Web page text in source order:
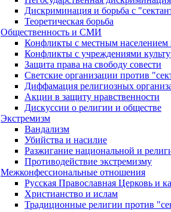
Дискриминация и борьба с
Теоретическая борьба
Общественность и СМИ
Конфликты с местным населением
Конфликты с учреждениями
Защита права на свободу совести
Светские организации против
Диффамация религиозных
Акции в защиту нравственности
Дискуссии о религии и обществе
Экстремизм
Вандализм
Убийства и насилие
Разжигание национальной и
Противодействие экстремизму
Межконфессиональные отношения
Русская Православная Церковь и
Христианство и ислам
Традиционные религии против